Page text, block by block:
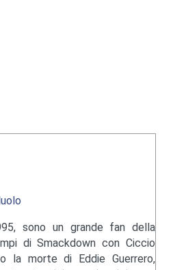
sono un grande fan della
di Smackdown con Ciccio
la morte di Eddie Guerrero,